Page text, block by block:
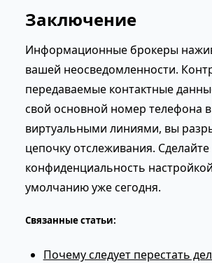
Заключение
Информационные брокеры
вашей неосведомленности.
передаваемые контактные
свой основной номер телефона
виртуальными линиями, вы
цепочку отслеживания. Сделайте
конфиденциальность
умолчанию уже сегодня.
Связанные статьи:
Почему следует перестать